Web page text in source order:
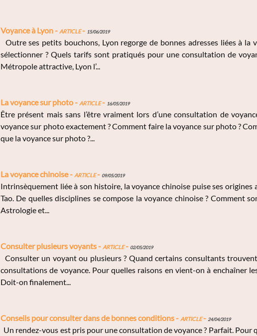
Voyance à Lyon -Article- 15/06/2019
Outre ses petits bouchons, Lyon regorge de bonnes adresses liées à
sélectionner ? Quels tarifs sont pratiqués pour une consultation de
Métropole attractive, Lyon l’...
La voyance sur photo -Article- 16/05/2019
Être présent mais sans l’être vraiment lors d’une consultation de
voyance sur photo exactement ? Comment faire la voyance sur photo ?
que la voyance sur photo ?...
La voyance chinoise -Article- 09/05/2019
Intrinsèquement liée à son histoire, la voyance chinoise puise ses
Tao. De quelles disciplines se compose la voyance chinoise ? Comment
Astrologie et...
Consulter plusieurs voyants -Article- 02/05/2019
Consulter un voyant ou plusieurs ? Quand certains consultants
consultations de voyance. Pour quelles raisons en vient-on à enchaîner
Doit-on finalement...
Conseils pour consulter dans de bonnes conditions -Article- 24/04/2019
Un rendez-vous est pris pour une consultation de voyance ? Parfait. Pour